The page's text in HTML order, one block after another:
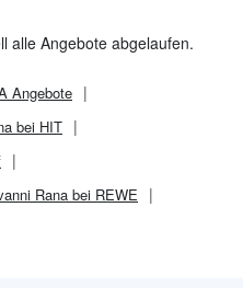
alle Angebote abgelaufen.
Angebote
bei HIT
Rana bei REWE